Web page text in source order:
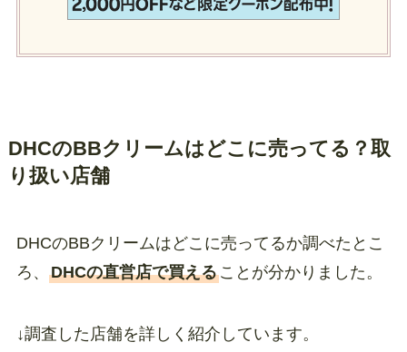
DHCのBBクリームはどこに売ってる？取
り扱い店舗
DHCのBBクリームはどこに売ってるか調べたとこ
ろ、 DHCの直営店で買えることが分かりました。
↓調査した店舗を詳しく紹介しています。